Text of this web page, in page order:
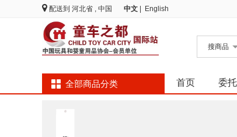
配送到 河北省 , 中国 中文 English
搜商品
全部商品分类 首页 委